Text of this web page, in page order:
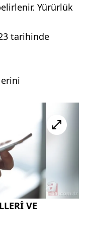
Yürürlük
tarihinde
VE